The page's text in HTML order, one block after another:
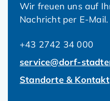
Wir freuen uns auf
Nachricht per E-Mail.
+43 2742 34 000
service@dorf-
Standorte & Kontakt